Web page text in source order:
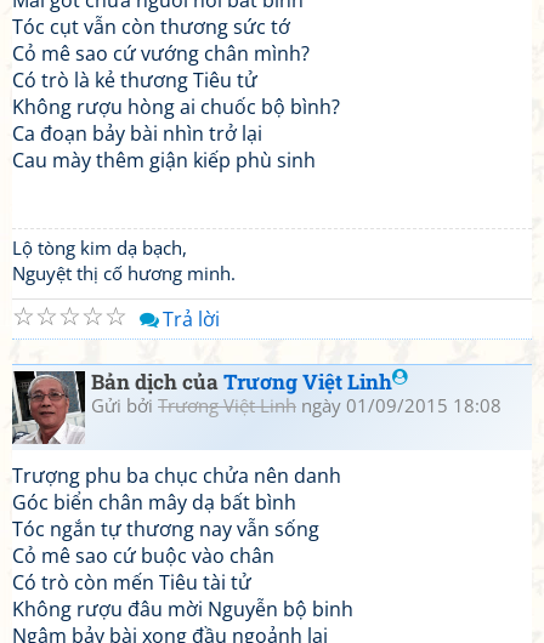
Tóc cụt vẫn còn thương sức tớ
Cỏ mê sao cứ vướng chân mình?
Có trò là kẻ thương Tiêu tử
Không rượu hòng ai chuốc bộ bình?
Ca đoạn bảy bài nhìn trở lại
Cau mày thêm giận kiếp phù sinh
Lộ tòng kim dạ bạch,
Nguyệt thị cố hương minh.
☆
☆
☆
☆
☆ Trả lời
Bản dịch củaTrương Việt Linh
Gửi bởi Trương Việt Linh ngày 01/09/2015 18:08
Trượng phu ba chục chửa nên danh
Góc biển chân mây dạ bất bình
Tóc ngắn tự thương nay vẫn sống
Cỏ mê sao cứ buộc vào chân
Có trò còn mến Tiêu tài tử
Không rượu đâu mời Nguyễn bộ binh
Ngâm bảy bài xong đầu ngoảnh lại